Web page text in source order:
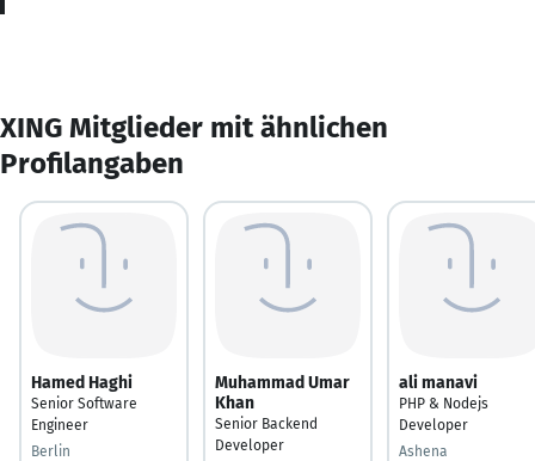
XING Mitglieder mit ähnlichen
Profilangaben
Hamed Haghi
Senior Software
Engineer
Berlin
Muhammad Umar
Khan
Senior Backend
Developer
ali manavi
PHP & Nodejs
Developer
Ashena